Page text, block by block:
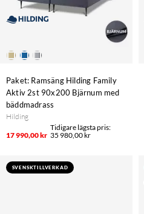
Paket: Ramsäng Hilding Family
Aktiv 2st 90x200 Bjärnum med
bäddmadrass
Hilding
17 990,00 kr 35 980,00 kr
SVENSKTILLVERKAD